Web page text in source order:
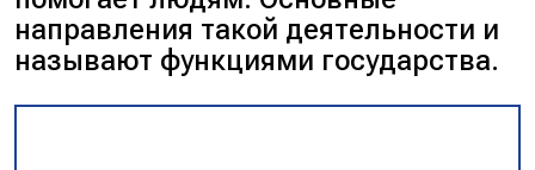
направления такой деятельности и
называют функциями государства.